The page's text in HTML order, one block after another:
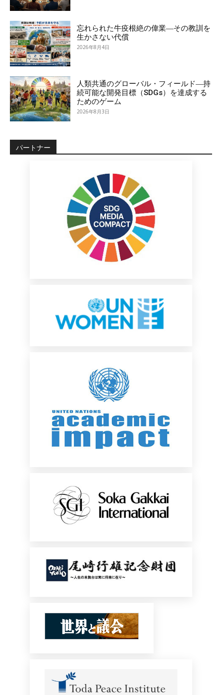
忘れられた牛疫根絶の偉業―その教訓を
生かさない代償
2026年8月4日
人類共通のグローバル・フィールド―持
続可能な開発目標（SDGs）を達成する
ためのゲーム
2026年8月3日
パートナー